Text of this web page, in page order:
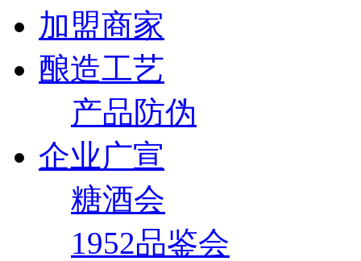
加盟商家
酿造工艺
产品防伪
企业广宣
糖酒会
1952品鉴会